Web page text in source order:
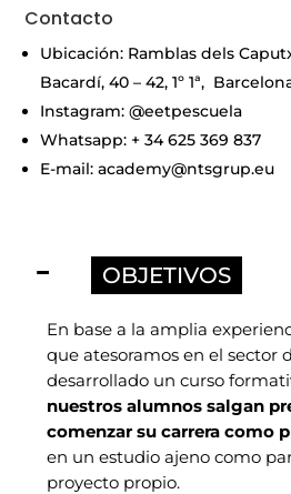
Contacto
Ubicación: Ramblas dels
Bacardí, 40 – 42, 1º 1ª,
Instagram: @eetpescuela
Whatsapp: + 34 625 369 837
E-mail: academy@ntsgrup.eu
OBJETIVOS
En base a la amplia
que atesoramos en el sector
desarrollado un curso
nuestros alumnos salgan
comenzar su carrera como
en un estudio ajeno como
proyecto propio.